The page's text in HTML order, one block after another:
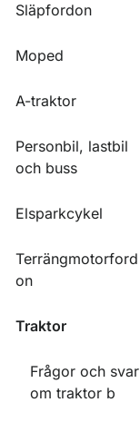
Släpfordon
Moped
A-traktor
Personbil, lastbil
och buss
Elsparkcykel
Terrängmotorford
on
Traktor
Frågor och svar
om traktor b